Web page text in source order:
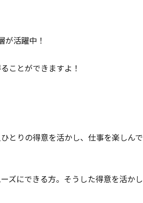
活躍中！
ことができますよ！
とりの得意を活かし、仕事を楽しんで
ズにできる方。そうした得意を活かし